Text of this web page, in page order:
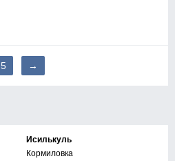
5 →
Исилькуль
Кормиловка